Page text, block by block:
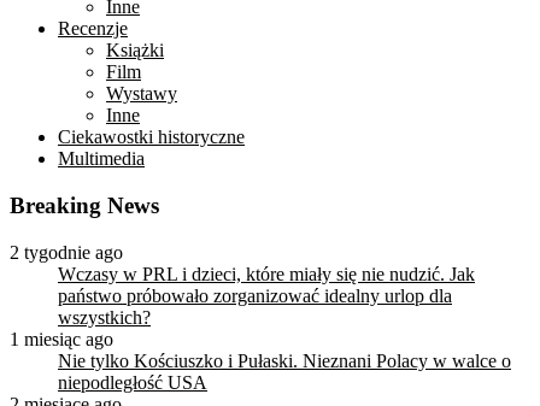
Inne
Recenzje
Książki
Film
Wystawy
Inne
Ciekawostki historyczne
Multimedia
Breaking News
2 tygodnie ago
Wczasy w PRL i dzieci, które miały się nie nudzić. Jak
państwo próbowało zorganizować idealny urlop dla
wszystkich?
1 miesiąc ago
Nie tylko Kościuszko i Pułaski. Nieznani Polacy w walce o
niepodległość USA